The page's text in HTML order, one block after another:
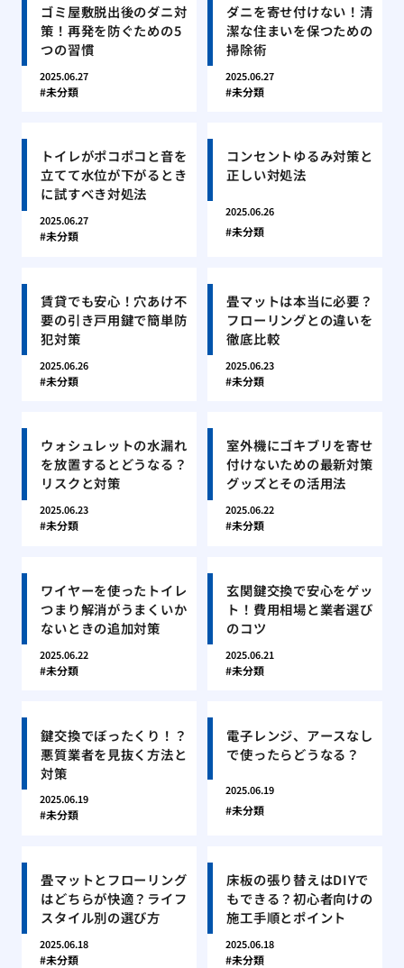
ゴミ屋敷脱出後のダニ対
策！再発を防ぐための5
つの習慣
2025.06.27
未分類
ダニを寄せ付けない！清
潔な住まいを保つための
掃除術
2025.06.27
未分類
トイレがポコポコと音を
立てて水位が下がるとき
に試すべき対処法
2025.06.27
未分類
コンセントゆるみ対策と
正しい対処法
2025.06.26
未分類
賃貸でも安心！穴あけ不
要の引き戸用鍵で簡単防
犯対策
2025.06.26
未分類
畳マットは本当に必要？
フローリングとの違いを
徹底比較
2025.06.23
未分類
ウォシュレットの水漏れ
を放置するとどうなる？
リスクと対策
2025.06.23
未分類
室外機にゴキブリを寄せ
付けないための最新対策
グッズとその活用法
2025.06.22
未分類
ワイヤーを使ったトイレ
つまり解消がうまくいか
ないときの追加対策
2025.06.22
未分類
玄関鍵交換で安心をゲッ
ト！費用相場と業者選び
のコツ
2025.06.21
未分類
鍵交換でぼったくり！？
悪質業者を見抜く方法と
対策
2025.06.19
未分類
電子レンジ、アースなし
で使ったらどうなる？
2025.06.19
未分類
畳マットとフローリング
はどちらが快適？ライフ
スタイル別の選び方
2025.06.18
未分類
床板の張り替えはDIYで
もできる？初心者向けの
施工手順とポイント
2025.06.18
未分類